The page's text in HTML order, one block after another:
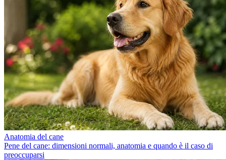
Anatomia del cane
Pene del cane: dimensioni normali, anatomia e quando è il caso di
preoccuparsi